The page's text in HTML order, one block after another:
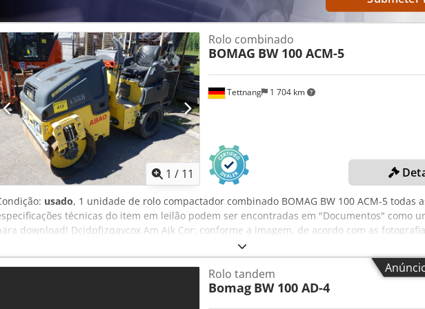
Considerando outras opções de máquinas? Oferecemos ferramentas e recursos úteis para
e operadores de equipamentos – facilmente acessíveis em nossa plataforma.
1 / 11
Tettnang 1 704 km
Rolo combinado
BOMAG BW 100 ACM-5
usado, 1 unidade de rolo compactador combinado BOMAG BW 100 ACM-5 todas
técnicas do item em leilão podem ser encontradas em "Documentos" como
download! Dcjdpfjzqaycox Am Ajk Cor: conforme a imagem, de acordo com as
Rolo tandem
Bomag BW 100 AD-4